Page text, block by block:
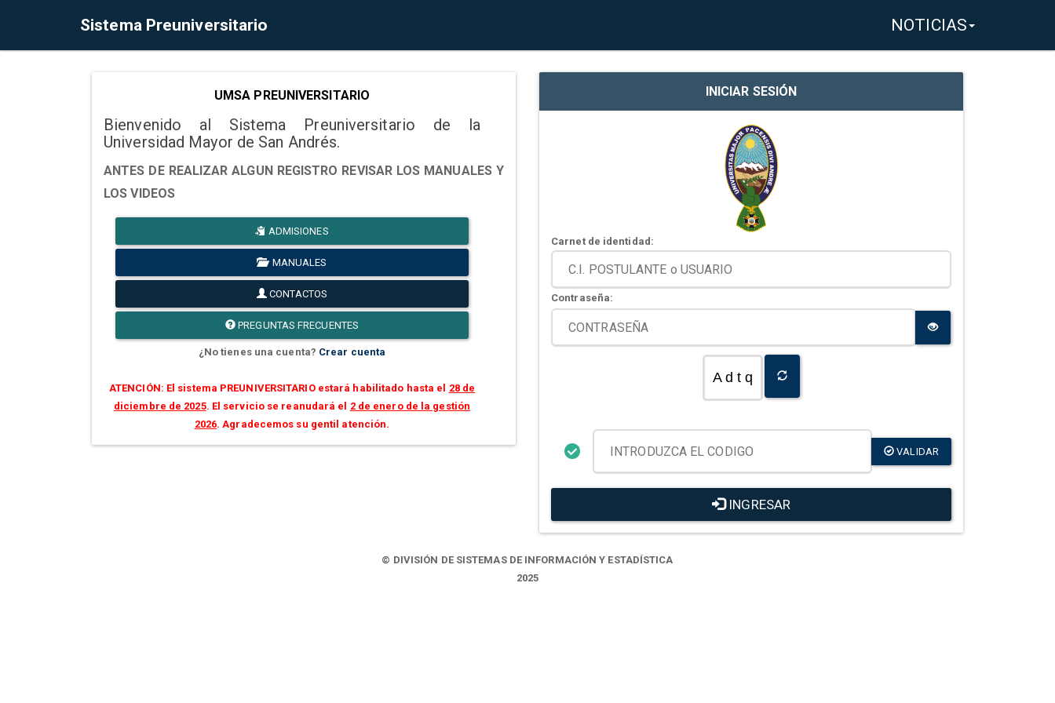
Sistema Preuniversitario NOTICIAS
UMSA PREUNIVERSITARIO
Bienvenido al Sistema Preuniversitario de la
Universidad Mayor de San Andrés.
ANTES DE REALIZAR ALGUN REGISTRO REVISAR LOS MANUALES Y
LOS VIDEOS
ADMISIONES
MANUALES
CONTACTOS
PREGUNTAS FRECUENTES
¿No tienes una cuenta? Crear cuenta
ATENCIÓN: El sistema PREUNIVERSITARIO estará habilitado hasta el 28 de
diciembre de 2025. El servicio se reanudará el 2 de enero de la gestión
2026. Agradecemos su gentil atención.
INICIAR SESIÓN
Carnet de identidad:
Contraseña:
A d t q
VALIDAR
INGRESAR
© DIVISIÓN DE SISTEMAS DE INFORMACIÓN Y ESTADÍSTICA
2025